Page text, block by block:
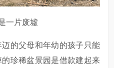
一片废墟
的父母和年幼的孩子只能
珍稀盆景园是借款建起来